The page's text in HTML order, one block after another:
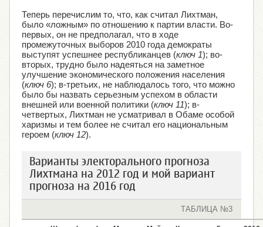
Теперь перечислим то, что, как считал Лихтман,
было «ложным» по отношению к партии власти. Во-
первых, он не предполагал, что в ходе
промежуточных выборов 2010 года демократы
выступят успешнее республиканцев (ключ 1); во-
вторых, трудно было надеяться на заметное
улучшение экономического положения населения
(ключ 6); в-третьих, не наблюдалось того, что можно
было бы назвать серьезным успехом в области
внешней или военной политики (ключ 11); в-
четвертых, Лихтман не усматривал в Обаме особой
харизмы и тем более не считал его национальным
героем (ключ 12).
Варианты электорального прогноза
Лихтмана на 2012 год и мой вариант
прогноза на 2016 год
ТАБЛИЦА №3